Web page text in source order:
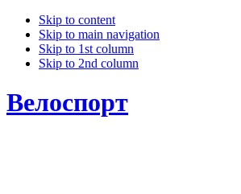
Skip to content
Skip to main navigation
Skip to 1st column
Skip to 2nd column
Велоспорт